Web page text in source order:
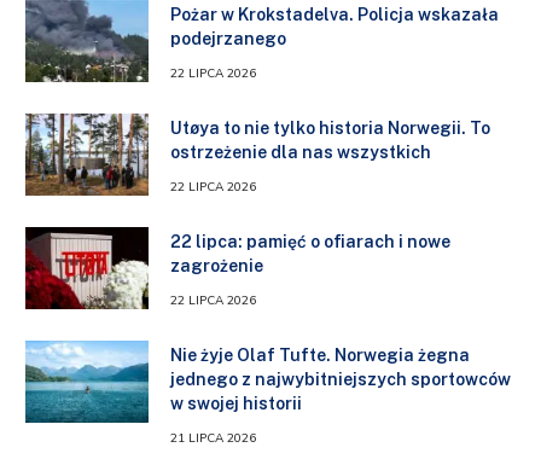
Pożar w Krokstadelva. Policja wskazała
podejrzanego
22 LIPCA 2026
Utøya to nie tylko historia Norwegii. To
ostrzeżenie dla nas wszystkich
22 LIPCA 2026
22 lipca: pamięć o ofiarach i nowe
zagrożenie
22 LIPCA 2026
Nie żyje Olaf Tufte. Norwegia żegna
jednego z najwybitniejszych sportowców
w swojej historii
21 LIPCA 2026